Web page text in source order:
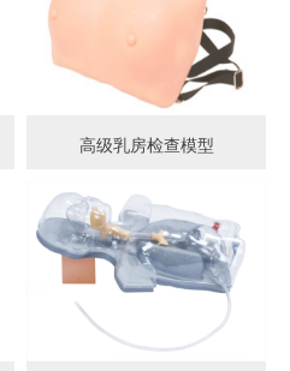
高级乳房检查模型